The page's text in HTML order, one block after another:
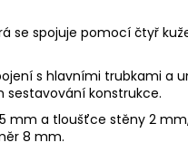
se spojuje pomocí čtyř
s hlavními trubkami a
konstrukce.
mm a tloušťce stěny 2
8 mm.